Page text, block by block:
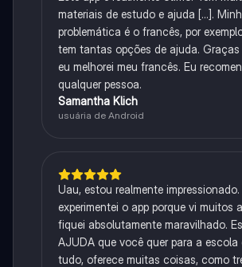
materiais de estudo e ajuda [...].
problemática é o francês, por
tem tantas opções de ajuda. Graças
eu melhorei meu francês. Eu
qualquer pessoa.
Samantha Klich
usuária de Android
Uau, estou realmente impressionado.
experimentei o app porque vi muitos
fiquei absolutamente maravilhado.
AJUDA que você quer para a escola
tudo, oferece muitas coisas, como